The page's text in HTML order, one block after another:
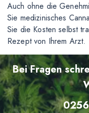
Auch ohne die
Sie medizinisches
Sie die Kosten selbst
Rezept von Ihrem Arzt.
Bei Fragen